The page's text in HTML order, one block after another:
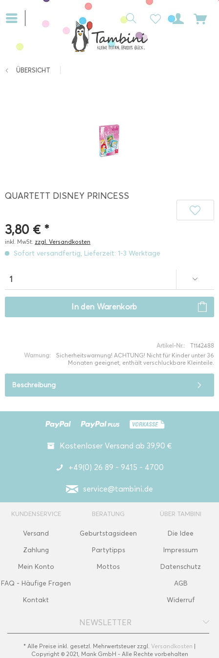
ÜBERSICHT
QUARTETT DISNEY PRINCESS
3,80 € *
inkl. MwSt. zzgl. Versandkosten
Sofort versandfertig, Lieferzeit: 1-3 Werktage
In den Warenkorb
Artikel-Nr.:
T1142488
Warnung:
Sicherheitswarnung! ACHTUNG! Nicht für Kinder unter 36
Monaten geeignet, enthält verschluckbare Kleinteile.
Beschreibung
Kostenloser Versand ab 39,90 €
+49(0) 26 89 - 9415 - 4700
service@tambini.de
KUNDENSERVICE
Versand
Zahlung
Mein Konto
FAQ - Häufige Fragen
Kontakt
BERATUNG
Geburtstagsideen
Partytipps
Mottos
ÜBER TAMBINI
Die Idee
Impressum
Datenschutz
AGB
Widerruf
NEWSLETTER
* Alle Preise inkl. gesetzl. Mehrwertsteuer zzgl. Versandkosten |
Copyright © 2021, Mank GmbH - Alle Rechte vorbehalten